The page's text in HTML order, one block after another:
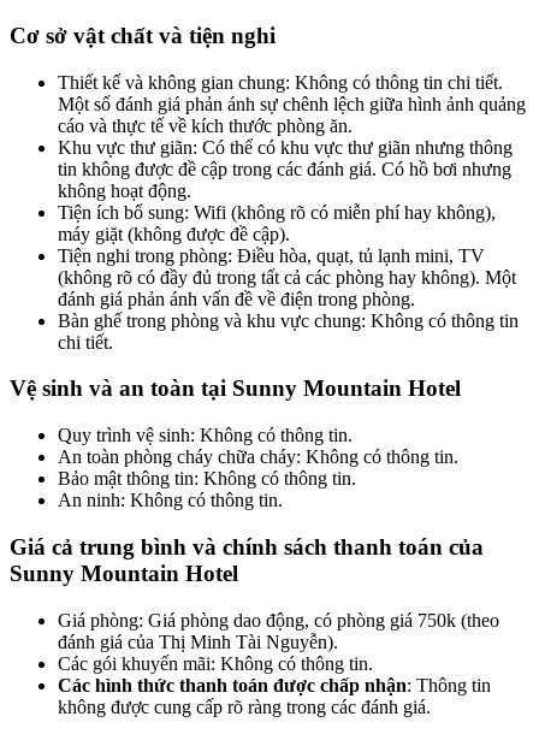
Cơ sở vật chất và tiện nghi
Thiết kế và không gian chung: Không có thông tin chi tiết.
Một số đánh giá phản ánh sự chênh lệch giữa hình ảnh quảng
cáo và thực tế về kích thước phòng ăn.
Khu vực thư giãn: Có thể có khu vực thư giãn nhưng thông
tin không được đề cập trong các đánh giá. Có hồ bơi nhưng
không hoạt động.
Tiện ích bổ sung: Wifi (không rõ có miễn phí hay không),
máy giặt (không được đề cập).
Tiện nghi trong phòng: Điều hòa, quạt, tủ lạnh mini, TV
(không rõ có đầy đủ trong tất cả các phòng hay không). Một
đánh giá phản ánh vấn đề về điện trong phòng.
Bàn ghế trong phòng và khu vực chung: Không có thông tin
chi tiết.
Vệ sinh và an toàn tại Sunny Mountain Hotel
Quy trình vệ sinh: Không có thông tin.
An toàn phòng cháy chữa cháy: Không có thông tin.
Bảo mật thông tin: Không có thông tin.
An ninh: Không có thông tin.
Giá cả trung bình và chính sách thanh toán của
Sunny Mountain Hotel
Giá phòng: Giá phòng dao động, có phòng giá 750k (theo
đánh giá của Thị Minh Tài Nguyễn).
Các gói khuyến mãi: Không có thông tin.
Các hình thức thanh toán được chấp nhận: Thông tin
không được cung cấp rõ ràng trong các đánh giá.